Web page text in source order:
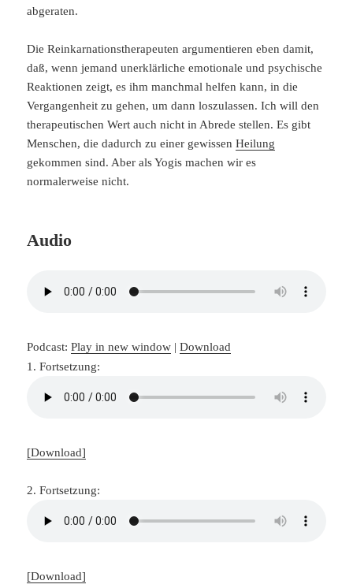
abgeraten.
Die Reinkarnationstherapeuten argumentieren eben damit,
daß, wenn jemand unerklärliche emotionale und psychische
Reaktionen zeigt, es ihm manchmal helfen kann, in die
Vergangenheit zu gehen, um dann loszulassen. Ich will den
therapeutischen Wert auch nicht in Abrede stellen. Es gibt
Menschen, die dadurch zu einer gewissenHeilung
gekommen sind. Aber als Yogis machen wir es
normalerweise nicht.
Audio
Podcast:Play in new window |Download
1. Fortsetzung:
[Download]
2. Fortsetzung:
[Download]